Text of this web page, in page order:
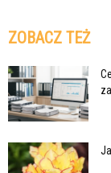
ZOBACZ TEŻ